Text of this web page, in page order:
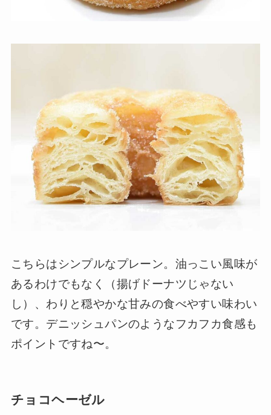
こちらはシンプルなプレーン。油っこい風味が
あるわけでもなく（揚げドーナツじゃない
し）、わりと穏やかな甘みの食べやすい味わい
です。デニッシュパンのようなフカフカ食感も
ポイントですね〜。
チョコヘーゼル